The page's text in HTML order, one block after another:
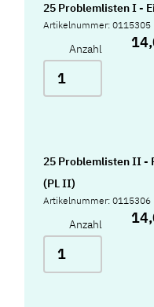
25 Problemlisten I -
Artikelnummer: 0115305
Anzahl
25 Problemlisten II -
(PL II)
Artikelnummer: 0115306
Anzahl